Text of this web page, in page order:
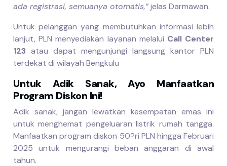
ada registrasi, semuanya otomatis,”jelas Darmawan.
Untuk pelanggan yang membutuhkan informasi lebih
lanjut, PLN menyediakan layanan melalui Call Center
123 atau dapat mengunjungi langsung kantor PLN
terdekat di wilayah Bengkulu
Untuk Adik Sanak, Ayo Manfaatkan
Program Diskon Ini!
Adik sanak, jangan lewatkan kesempatan emas ini
untuk menghemat pengeluaran listrik rumah tangga.
Manfaatkan program diskon 50?ri PLN hingga Februari
2025 untuk mengurangi beban anggaran di awal
tahun.